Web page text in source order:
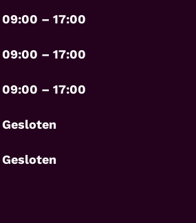
09:00 – 17:00
09:00 – 17:00
09:00 – 17:00
Gesloten
Gesloten